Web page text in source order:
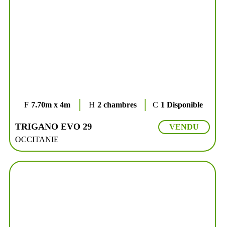
7.70m x 4m 2 chambres 1 Disponible
TRIGANO EVO 29
OCCITANIE
VENDU